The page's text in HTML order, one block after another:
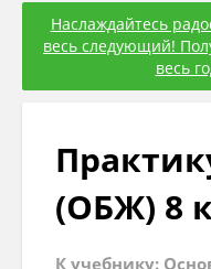
Наслаждайтесь
весь следующий!
весь
(ОБЖ) 8
К учебнику: